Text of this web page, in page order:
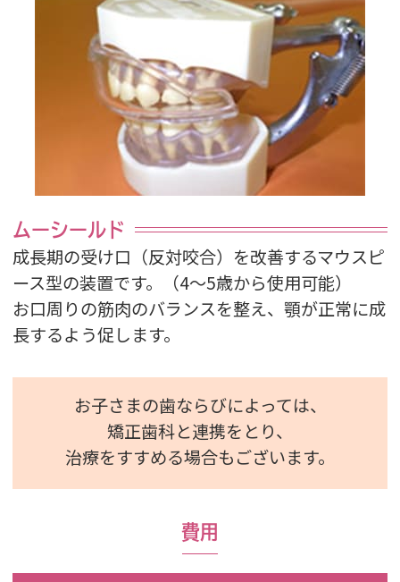
ムーシールド
成長期の受け口（反対咬合）を改善するマウスピ
ース型の装置です。（4～5歳から使用可能）
お口周りの筋肉のバランスを整え、顎が正常に成
長するよう促します。
お子さまの歯ならびによっては、
矯正歯科と連携をとり、
治療をすすめる場合もございます。
費用